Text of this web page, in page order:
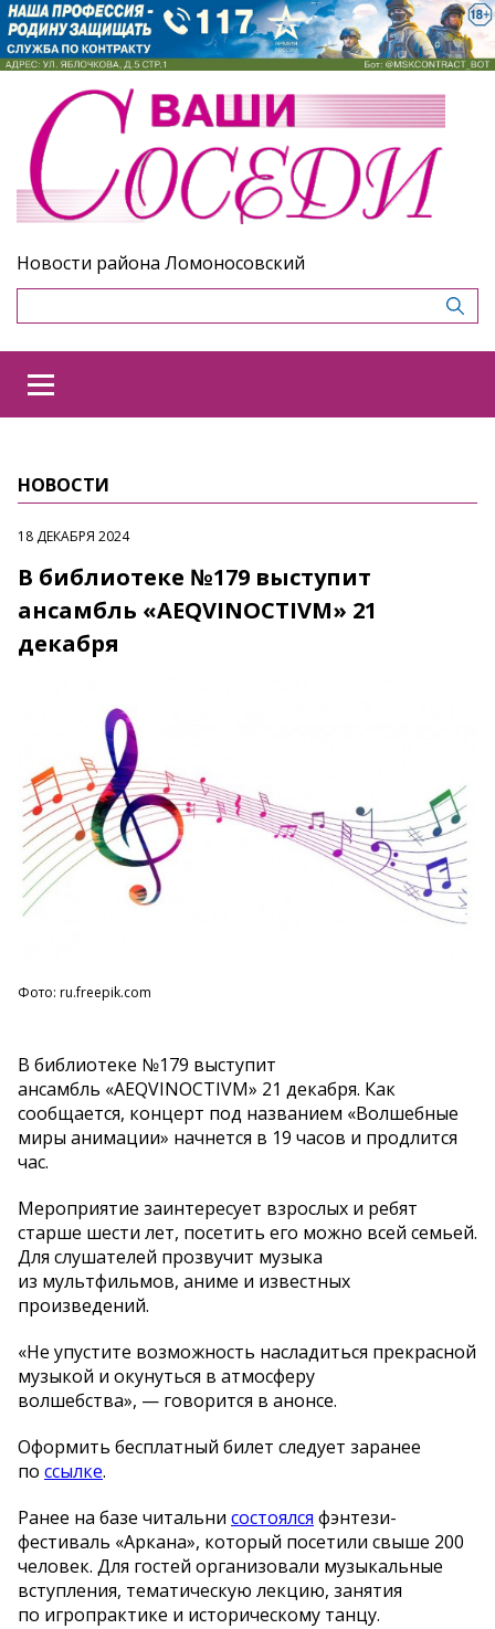
Новости района Ломоносовский
НОВОСТИ
18 ДЕКАБРЯ 2024
В библиотеке №179 выступит
ансамбль «AEQVINOCTIVM» 21
декабря
Фото: ru.freepik.com
В библиотеке №179 выступит
ансамбль «AEQVINOCTIVM» 21 декабря. Как
сообщается, концерт под названием «Волшебные
миры анимации» начнется в 19 часов и продлится
час.
Мероприятие заинтересует взрослых и ребят
старше шести лет, посетить его можно всей семьей.
Для слушателей прозвучит музыка
из мультфильмов, аниме и известных
произведений.
«Не упустите возможность насладиться прекрасной
музыкой и окунуться в атмосферу
волшебства», — говорится в анонсе.
Оформить бесплатный билет следует заранее
по ссылке.
Ранее на базе читальни состоялся фэнтези-
фестиваль «Аркана», который посетили свыше 200
человек. Для гостей организовали музыкальные
вступления, тематическую лекцию, занятия
по игропрактике и историческому танцу.